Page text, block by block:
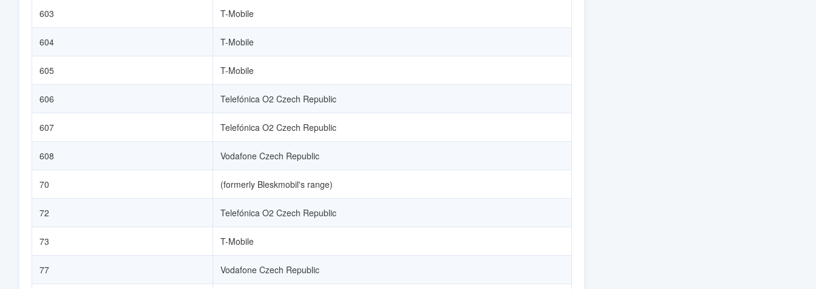
603 T-Mobile
604 T-Mobile
605 T-Mobile
606 Telefónica O2 Czech Republic
607 Telefónica O2 Czech Republic
608 Vodafone Czech Republic
70 (formerly Bleskmobil's range)
72 Telefónica O2 Czech Republic
73 T-Mobile
77 Vodafone Czech Republic